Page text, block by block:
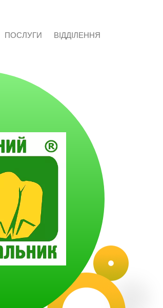
ПОСЛУГИ ВІДДІЛЕННЯ